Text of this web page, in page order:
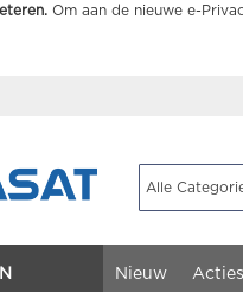
Om aan de nieuwe e-
Nieuw Acties